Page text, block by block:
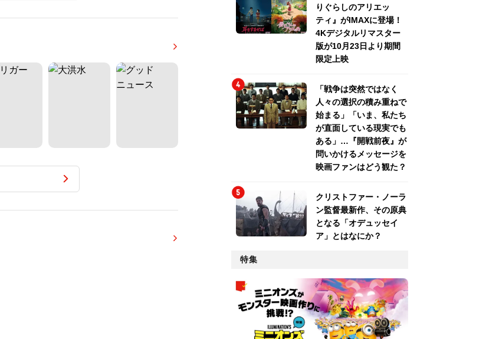
りぐらしのアリエッ
ティ』がIMAXに登場！
4Kデジタルリマスター
版が10月23日より期間
限定上映
「戦争は突然ではなく
人々の選択の積み重ねで
始まる」「いま、私たち
が直面している現実でも
ある」…『開戦前夜』が
問いかけるメッセージを
映画ファンはどう観た？
クリストファー・ノーラ
ン監督最新作、その原典
となる「オデュッセイ
ア」とはなにか？
特集